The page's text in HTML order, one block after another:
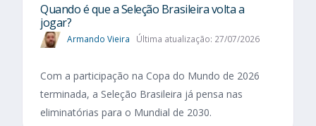
Quando é que a Seleção Brasileira volta a
jogar?
Armando Vieira Última atualização: 27/07/2026
Com a participação na Copa do Mundo de 2026
terminada, a Seleção Brasileira já pensa nas
eliminatórias para o Mundial de 2030.